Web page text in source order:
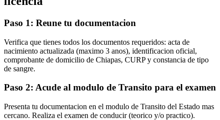
Paso 1: Reune tu documentacion
Verifica que tienes todos los documentos requeridos: acta de
nacimiento actualizada (maximo 3 anos), identificacion oficial,
comprobante de domicilio de Chiapas, CURP y constancia de tipo
de sangre.
Paso 2: Acude al modulo de Transito para el examen
Presenta tu documentacion en el modulo de Transito del Estado mas
cercano. Realiza el examen de conducir (teorico y/o practico).